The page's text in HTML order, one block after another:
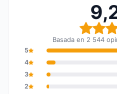
Basada en 2 544
5
4
3
2